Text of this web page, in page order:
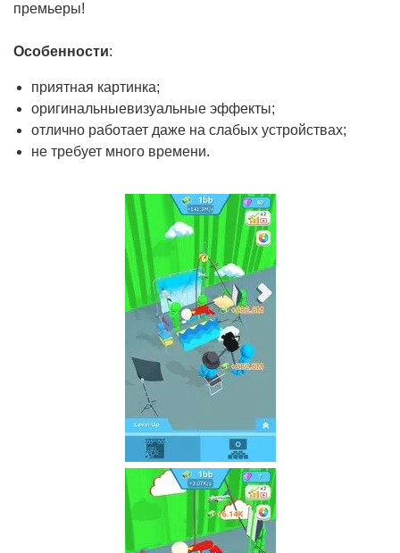
премьеры!
Особенности:
приятная картинка;
оригинальныевизуальные эффекты;
отлично работает даже на слабых устройствах;
не требует много времени.